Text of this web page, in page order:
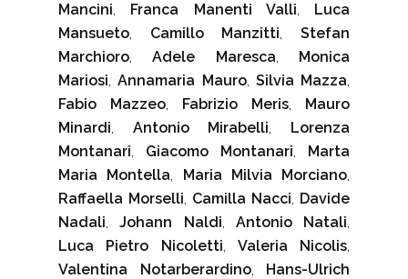
Mancini, Franca Manenti Valli, Luca
Mansueto, Camillo Manzitti,Stefan
Marchioro,Adele Maresca, Monica
Mariosi,Annamaria Mauro, Silvia Mazza,
Fabio Mazzeo, Fabrizio Meris, Mauro
Minardi, Antonio Mirabelli, Lorenza
Montanari, Giacomo Montanari, Marta
Maria Montella, Maria Milvia Morciano,
Raffaella Morselli, Camilla Nacci, Davide
Nadali,Johann Naldi, Antonio Natali,
Luca Pietro Nicoletti, Valeria Nicolis,
Valentina Notarberardino, Hans-Ulrich